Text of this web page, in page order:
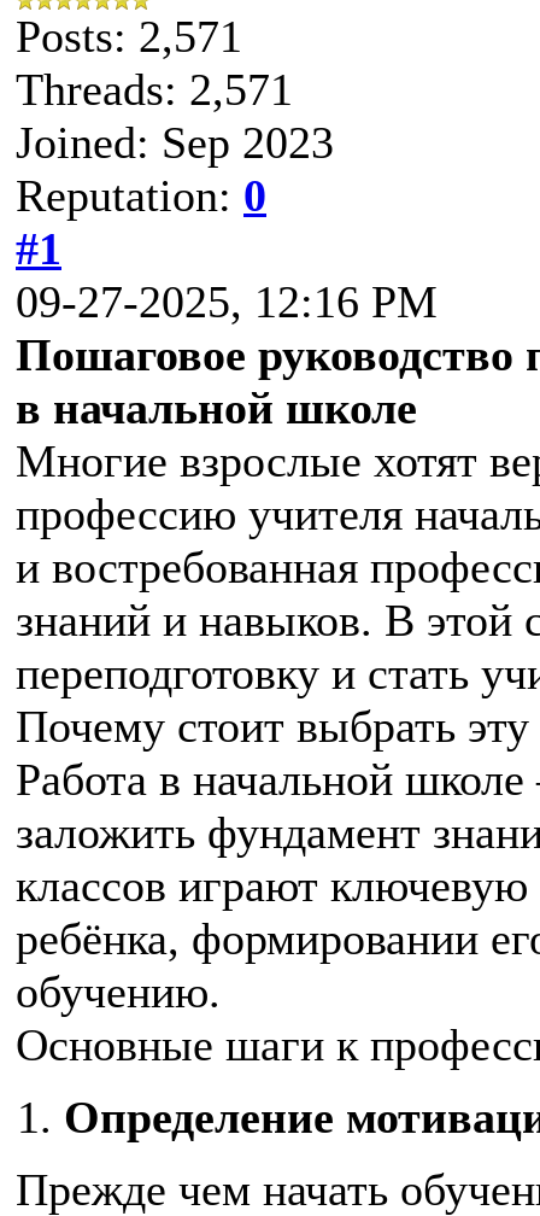
Posts: 2,571
Threads: 2,571
Joined: Sep 2023
Reputation: 0
#1
09-27-2025, 12:16 PM
Пошаговое руководство
в начальной школе
Многие взрослые хотят
профессию учителя
и востребованная
знаний и навыков. В этой
переподготовку и стать
Почему стоит выбрать
Работа в начальной
заложить фундамент
классов играют
ребёнка, формировании
обучению.
Основные шаги к
Определение
Прежде чем начать